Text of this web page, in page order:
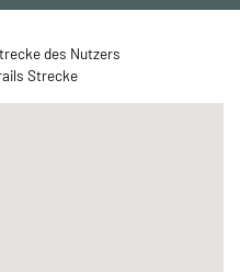
des Nutzers
Strecke